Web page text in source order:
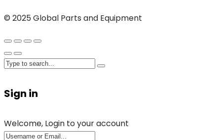
© 2025 Global Parts and Equipment
Sign in
Welcome, Login to your account